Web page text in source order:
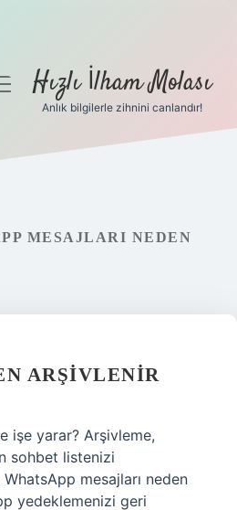
Hızlı İlham Molası
Anlık bilgilerle zihnini canlandır!
MESAJLARI NEDEN
ARŞIVLENIR
işe yarar? Arşivleme,
sohbet listenizi
mesajları neden
yedeklemenizi geri